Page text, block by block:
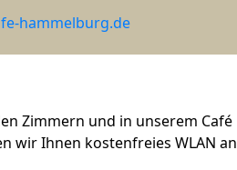
Zimmern und in unserem Café
wir Ihnen kostenfreies WLAN